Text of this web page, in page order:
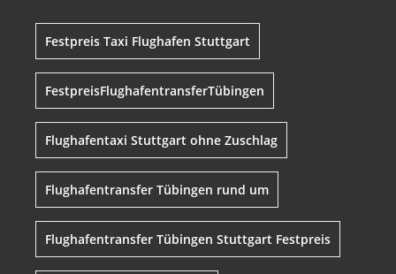
Festpreis Taxi Flughafen Stuttgart
FestpreisFlughafentransferTübingen
Flughafentaxi Stuttgart ohne Zuschlag
Flughafentransfer Tübingen rund um
Flughafentransfer Tübingen Stuttgart Festpreis